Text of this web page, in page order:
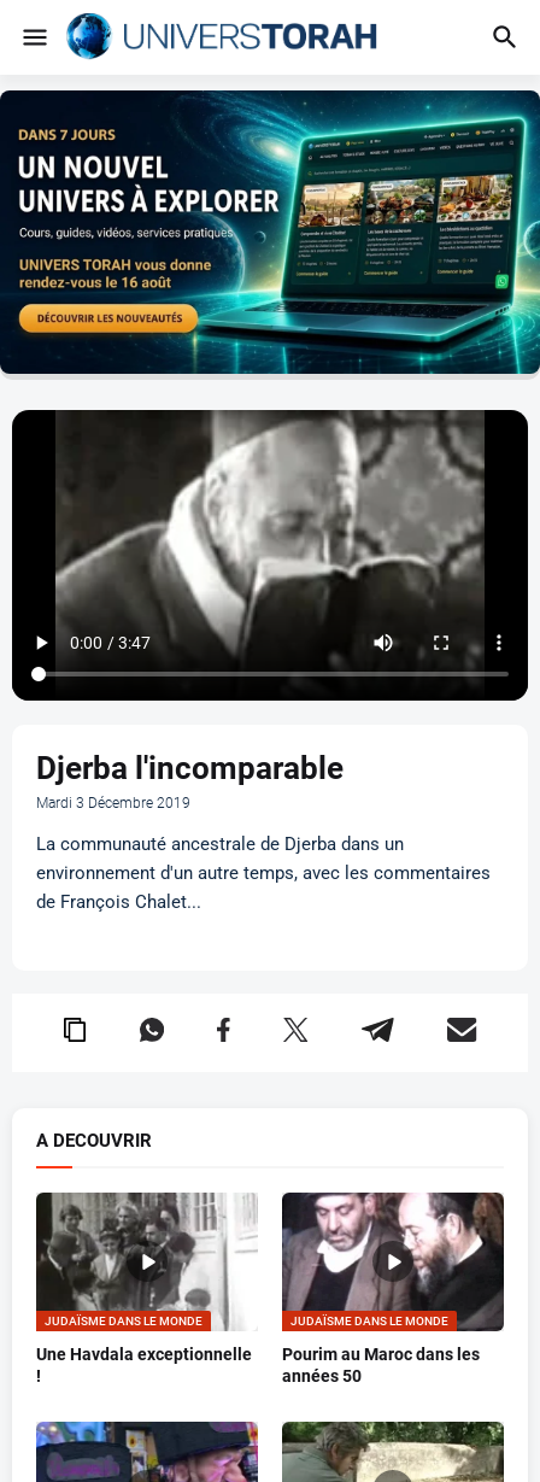
Djerba l'incomparable
Mardi 3 Décembre 2019
La communauté ancestrale de Djerba dans un
environnement d'un autre temps, avec les commentaires
de François Chalet...
A DECOUVRIR
JUDAÏSME DANS LE MONDE
Une Havdala exceptionnelle
!
JUDAÏSME DANS LE MONDE
Pourim au Maroc dans les
années 50